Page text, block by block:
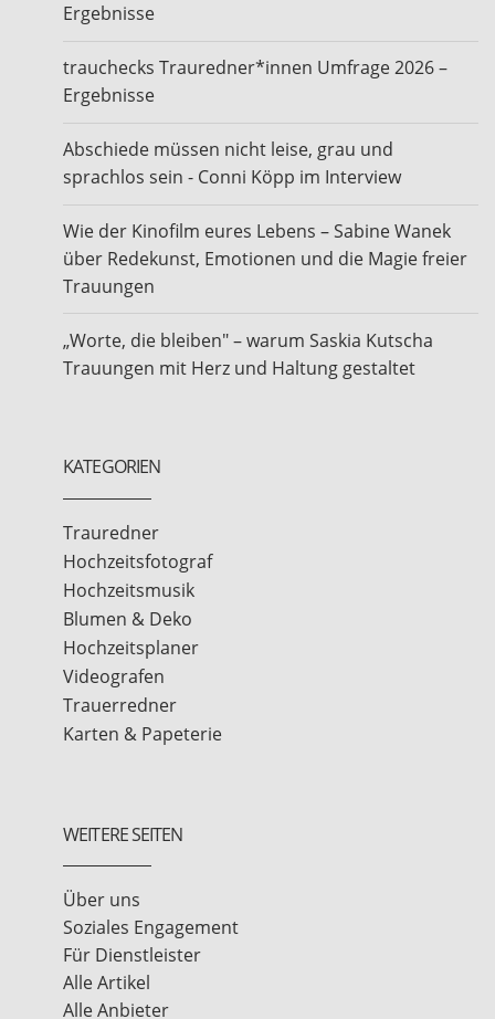
Ergebnisse
trauchecks Trauredner*innen Umfrage 2026 –
Ergebnisse
Abschiede müssen nicht leise, grau und
sprachlos sein - Conni Köpp im Interview
Wie der Kinofilm eures Lebens – Sabine Wanek
über Redekunst, Emotionen und die Magie freier
Trauungen
„Worte, die bleiben" – warum Saskia Kutscha
Trauungen mit Herz und Haltung gestaltet
KATEGORIEN
Trauredner
Hochzeitsfotograf
Hochzeitsmusik
Blumen & Deko
Hochzeitsplaner
Videografen
Trauerredner
Karten & Papeterie
WEITERE SEITEN
Über uns
Soziales Engagement
Für Dienstleister
Alle Artikel
Alle Anbieter